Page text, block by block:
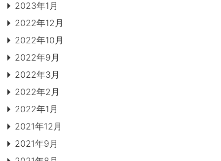
2023年1月
2022年12月
2022年10月
2022年9月
2022年3月
2022年2月
2022年1月
2021年12月
2021年9月